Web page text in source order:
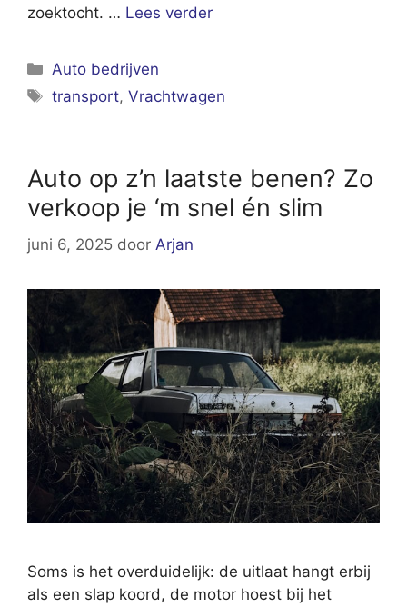
zoektocht. … Lees verder
Categorieën
Auto bedrijven
Tags
transport,Vrachtwagen
Auto op z’n laatste benen? Zo
verkoop je ‘m snel én slim
juni 6, 2025 door Arjan
Soms is het overduidelijk: de uitlaat hangt erbij
als een slap koord, de motor hoest bij het